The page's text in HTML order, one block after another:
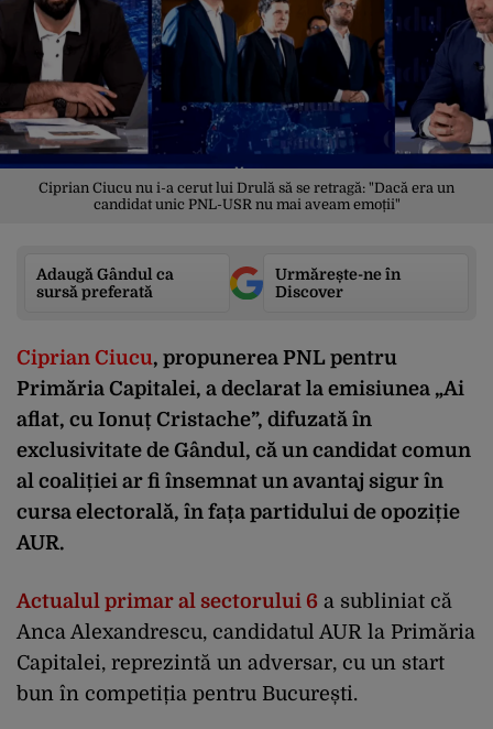
Ciprian Ciucu nu i-a cerut lui Drulă să se retragă: "Dacă era un
candidat unic PNL-USR nu mai aveam emoții"
Adaugă Gândul ca
sursă preferată
Urmărește-ne în
Discover
Ciprian Ciucu, propunerea PNL pentru
Primăria Capitalei, a declarat la emisiunea „Ai
aflat, cu Ionuț Cristache”, difuzată în
exclusivitate de Gândul, că un candidat comun
al coaliției ar fi însemnat un avantaj sigur în
cursa electorală, în fața partidului de opoziție
AUR.
Actualul primar al sectorului 6 a subliniat că
Anca Alexandrescu, candidatul AUR la Primăria
Capitalei, reprezintă un adversar, cu un start
bun în competiția pentru București.